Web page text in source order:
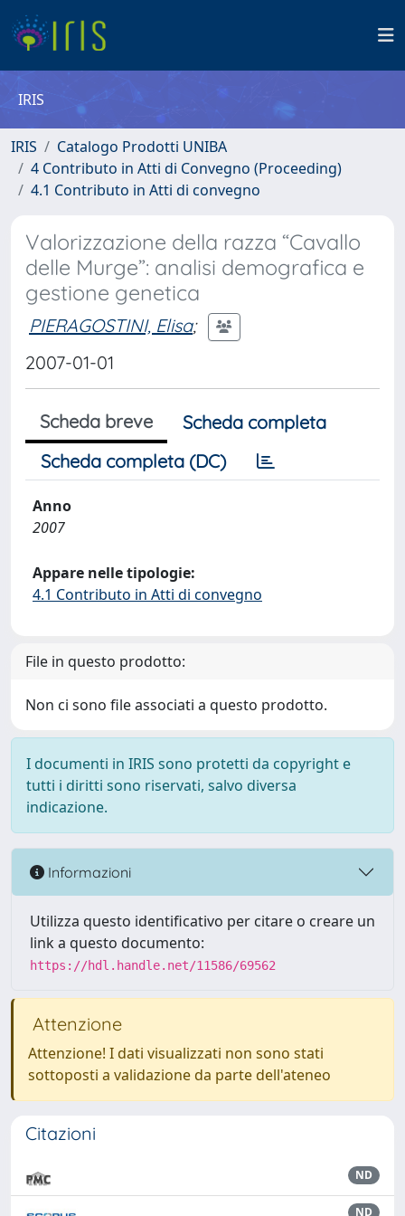
IRIS
IRIS
Catalogo Prodotti UNIBA
4 Contributo in Atti di Convegno (Proceeding)
4.1 Contributo in Atti di convegno
Valorizzazione della razza “Cavallo
delle Murge”: analisi demografica e
gestione genetica
PIERAGOSTINI, Elisa;
2007-01-01
Scheda breve
Scheda completa
Scheda completa (DC)
Anno
2007
Appare nelle tipologie:
4.1 Contributo in Atti di convegno
File in questo prodotto:
Non ci sono file associati a questo prodotto.
I documenti in IRIS sono protetti da copyright e
tutti i diritti sono riservati, salvo diversa
indicazione.
Informazioni
Utilizza questo identificativo per citare o creare un
link a questo documento:
https://hdl.handle.net/11586/69562
Attenzione
Attenzione! I dati visualizzati non sono stati
sottoposti a validazione da parte dell'ateneo
Citazioni
ND
ND